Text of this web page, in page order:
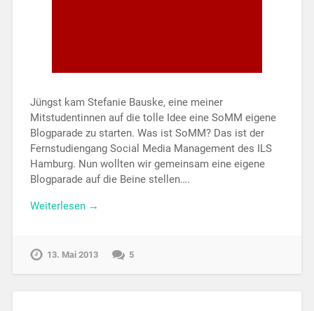
Jüngst kam Stefanie Bauske, eine meiner
Mitstudentinnen auf die tolle Idee eine SoMM eigene
Blogparade zu starten. Was ist SoMM? Das ist der
Fernstudiengang Social Media Management des ILS
Hamburg. Nun wollten wir gemeinsam eine eigene
Blogparade auf die Beine stellen….
Weiterlesen →
13. Mai 2013 5